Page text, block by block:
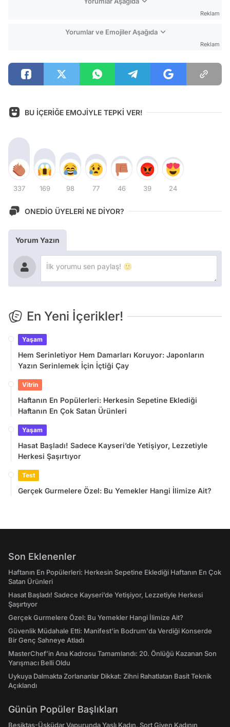
Reklam
Yorumlar ve Emojiler Aşağıda
Reklam
BU İÇERİĞE EMOJİYLE TEPKİ VER!
337 169 98 77 46 39 24
ONEDİO ÜYELERİ NE DİYOR?
Yorum Yazın
En Yeni İçerikler!
Yaşam
Hem Serinletiyor Hem Damarları Koruyor: Japonların
Yazın Serinlemek İçin İçtiği Çay
Vitrin
Haftanın En Popülerleri: Herkesin Sepetine Eklediği
Haftanın En Çok Satan Ürünleri
Yaşam
Hasat Başladı! Sadece Kayseri’de Yetişiyor, Lezzetiyle
Herkesi Şaşırtıyor
Test
Gerçek Gurmelere Özel: Bu Yemekler Hangi İlimize Ait?
Son Eklenenler
Haftanın En Popülerleri: Herkesin Sepetine Eklediği Haftanın En Çok
Satan Ürünleri
Hasat Başladı! Sadece Kayseri’de Yetişiyor, Lezzetiyle Herkesi
Şaşırtıyor
Gerçek Gurmelere Özel: Bu Yemekler Hangi İlimize Ait?
Güvenlik Müdahale Etti: Manifest'in Bodrum'da Verdiği Konserde
Bir Genç Sahneye Atladı
MasterChef’in Ana Kadrosu Tamamlandı: 20. Önlüğü Kazanan Son
Yarışmacı Belli Oldu
Uykuya Dalmakta Zorlananlar Dikkat: Zihni Rahatlatan Basit Teknik
Açıklandı
Günün Popüler Başlıkları
Beşiktaş-Üsküdar Vapurunda Yaşlı Kadın, Şort Giyen Kadının